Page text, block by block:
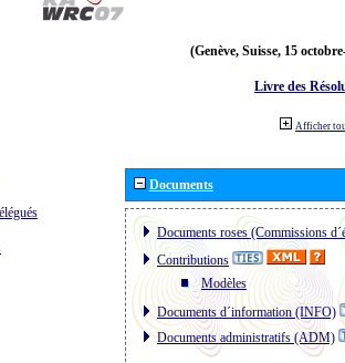
(Genève, Suisse, 15
Livre des
Afficher
Documents
Documents roses (Commissions
Contributions
Modèles
Documents d´information (INFO)
Documents administratifs (ADM)